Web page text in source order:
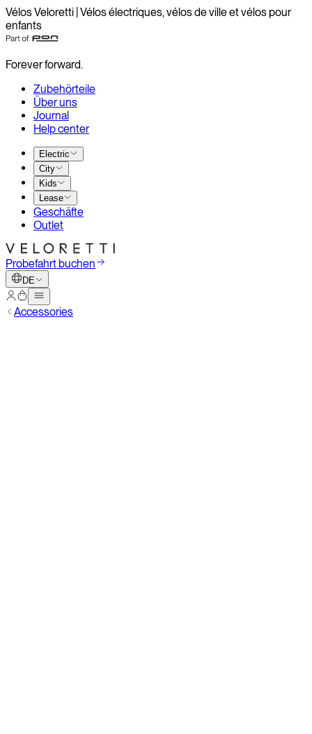
Vélos Veloretti | Vélos électriques, vélos de ville et vélos pour
enfants
Forever forward.
Zubehörteile
Über uns
Journal
Help center
Electric
City
Kids
Lease
Geschäfte
Outlet
Probefahrt buchen
DE
Accessories